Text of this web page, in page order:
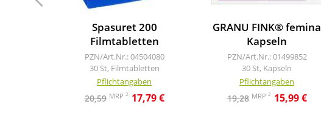
Spasuret 200
Filmtabletten
PZN/Art.Nr.: 04504080
30 St, Filmtabletten
Pflichtangaben
20,59 MRP 2 17,79 €
GRANU FINK® femina
Kapseln
PZN/Art.Nr.: 01499852
30 St, Kapseln
Pflichtangaben
19,28 MRP 2 15,99 €